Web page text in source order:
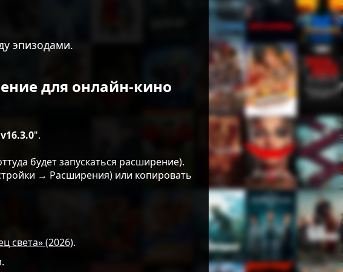
эпизодами.
для онлайн-кино
".
будет запускаться расширение).
→ Расширения) или копировать
света» (2026).